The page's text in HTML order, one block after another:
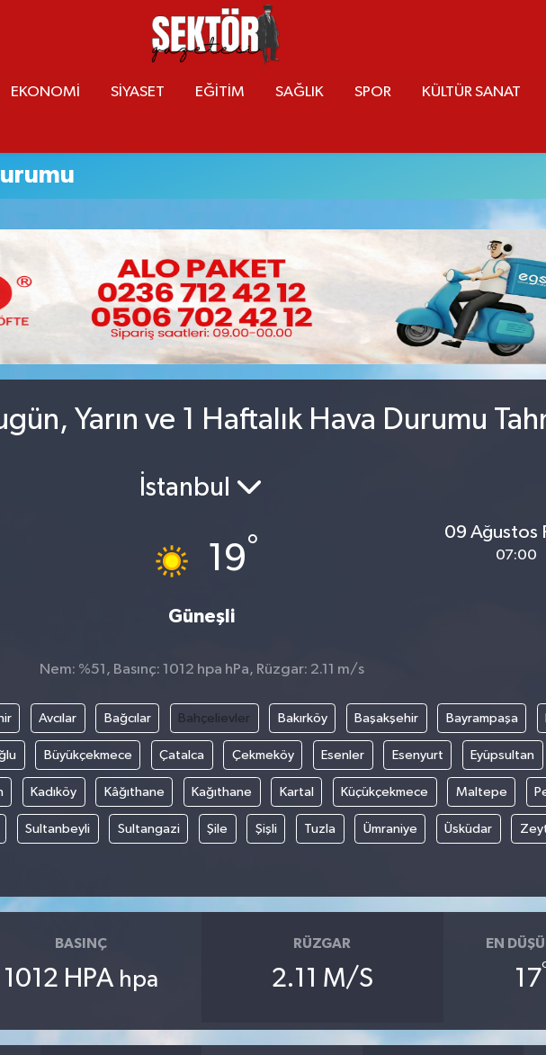
EKONOMİ SİYASET EĞİTİM SAĞLIK SPOR KÜLTÜR SANAT
Yarın ve 1 Haftalık Hava Durumu
İstanbul
19°
Güneşli
09 Ağustos
07:00
Nem: %51, Basınç: 1012 hpa hPa, Rüzgar: 2.11 m/s
Avcılar Bağcılar Bahçelievler Bakırköy Başakşehir Bayrampaşa
Büyükçekmece Çatalca Çekmeköy Esenler Esenyurt Eyüpsultan
Kadıköy Kâğıthane Kağıthane Kartal Küçükçekmece Maltepe
Sultanbeyli Sultangazi Şile Şişli Tuzla Ümraniye Üsküdar
BASINÇ
1012 HPA hpa
RÜZGAR
2.11 M/S
EN
17